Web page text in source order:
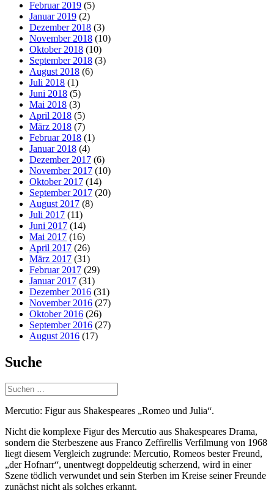
Februar 2019 (5)
Januar 2019 (2)
Dezember 2018 (3)
November 2018 (10)
Oktober 2018 (10)
September 2018 (3)
August 2018 (6)
Juli 2018 (1)
Juni 2018 (5)
Mai 2018 (3)
April 2018 (5)
März 2018 (7)
Februar 2018 (1)
Januar 2018 (4)
Dezember 2017 (6)
November 2017 (10)
Oktober 2017 (14)
September 2017 (20)
August 2017 (8)
Juli 2017 (11)
Juni 2017 (14)
Mai 2017 (16)
April 2017 (26)
März 2017 (31)
Februar 2017 (29)
Januar 2017 (31)
Dezember 2016 (31)
November 2016 (27)
Oktober 2016 (26)
September 2016 (27)
August 2016 (17)
Suche
Suchen
nach:
Mercutio: Figur aus Shakespeares „Romeo und Julia“.
Nicht die komplexe Figur des Mercutio aus Shakespeares Drama,
sondern die Sterbeszene aus Franco Zeffirellis Verfilmung von 1968
liegt diesem Vergleich zugrunde: Mercutio, Romeos bester Freund,
„der Hofnarr“, unentwegt doppeldeutig scherzend, wird in einer
Szene tödlich verwundet und sein Sterben im Kreise seiner Freunde
zunächst nicht als solches erkannt.